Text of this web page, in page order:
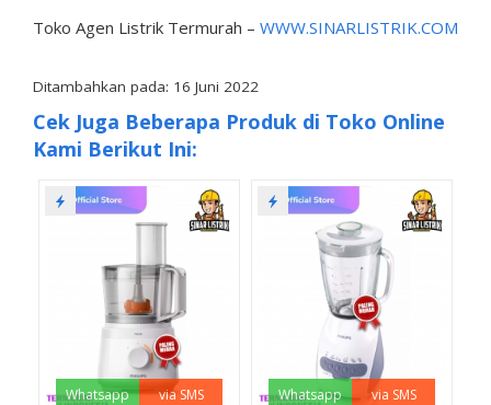
Toko Agen Listrik Termurah – WWW.SINARLISTRIK.COM
Ditambahkan pada: 16 Juni 2022
Cek Juga Beberapa Produk di Toko Online
Kami Berikut Ini:
Whatsapp via SMS Whatsapp via SMS